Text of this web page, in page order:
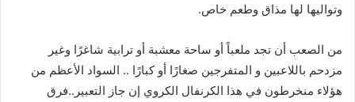
وتواليها لها مذاق وطعم خاص.
من الصعب أن تجد ملعباً أو ساحة معشبة أو ترابية شاغرًا وغير
مزدحم باللاعبين و المتفرجين صغارًا أو كبارًا .. السواد الأعظم من
هؤلاء منخرطون في هذا الكرنفال الكروي إن جاز التعبير..فرق